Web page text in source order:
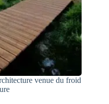
venue du froid